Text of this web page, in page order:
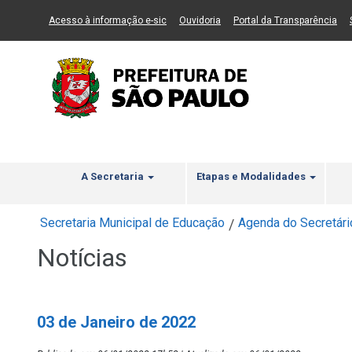
Ir ao Conteúdo Ir para menu principal 2 Ir para busca
Acesso à informação e-sic(Link para um novo sítio)
Ouvidoria (Link para um novo sítio)
Portal da Transparência
A Secretaria Etapas e Modalidades
Secretaria Municipal de Educação / Agenda do
Notícias
03 de Janeiro de 2022